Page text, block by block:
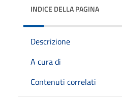
INDICE DELLA PAGINA
Descrizione
A cura di
Contenuti correlati